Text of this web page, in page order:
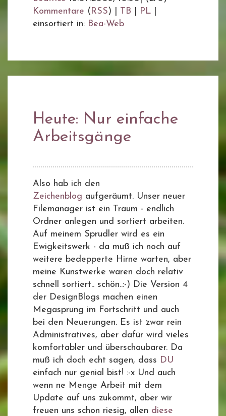
Kommentare (RSS) | TB PL
einsortiert in: Bea-Web
Heute: Nur einfache
Arbeitsgänge
Also hab ich den
Zeichenblog aufgeräumt. Unser neuer
Filemanager ist ein Traum - endlich
Ordner anlegen und sortiert arbeiten.
Auf meinem Sprudler wird es ein
Ewigkeitswerk - da muß ich noch auf
weitere bedepperte Hirne warten, aber
meine Kunstwerke waren doch relativ
schnell sortiert.. schön..:-) Die Version 4
der DesignBlogs machen einen
Megasprung im Fortschritt und auch
bei den Neuerungen. Es ist zwar rein
Administratives, aber dafür wird vieles
komfortabler und überschaubarer. Da
muß ich doch echt sagen, dass DU
einfach nur genial bist! :-x Und auch
wenn ne Menge Arbeit mit dem
Update auf uns zukommt, aber wir
freuen uns schon riesig, allen diese